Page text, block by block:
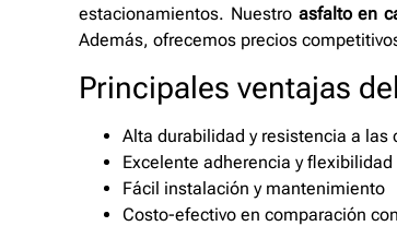
estacionamientos. Nuestro asfalto en
Además, ofrecemos precios
Principales ventajas
Alta durabilidad y resistencia a las
Excelente adherencia y flexibilidad
Fácil instalación y mantenimiento
Costo-efectivo en comparación